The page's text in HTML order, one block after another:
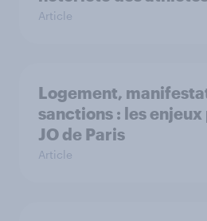
Article
Logement,
sanctions : les
JO de Paris
Article